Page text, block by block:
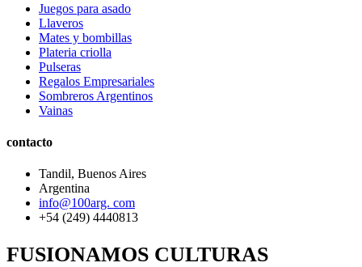
Juegos para asado
Llaveros
Mates y bombillas
Plateria criolla
Pulseras
Regalos Empresariales
Sombreros Argentinos
Vainas
contacto
Tandil, Buenos Aires
Argentina
info@100arg. com
+54 (249) 4440813
FUSIONAMOS CULTURAS